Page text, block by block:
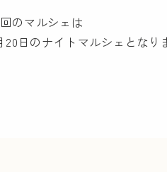
のマルシェは
20日のナイトマルシェとなり